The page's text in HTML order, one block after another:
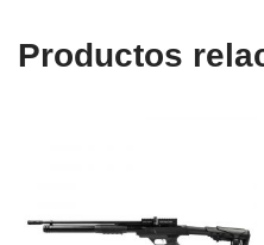
Productos